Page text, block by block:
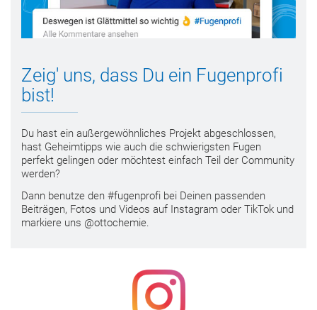
Zeig' uns, dass Du ein Fugenprofi
bist!
Du hast ein außergewöhnliches Projekt abgeschlossen,
hast Geheimtipps wie auch die schwierigsten Fugen
perfekt gelingen oder möchtest einfach Teil der Community
werden?
Dann benutze den #fugenprofi bei Deinen passenden
Beiträgen, Fotos und Videos auf Instagram oder TikTok und
markiere uns @ottochemie.